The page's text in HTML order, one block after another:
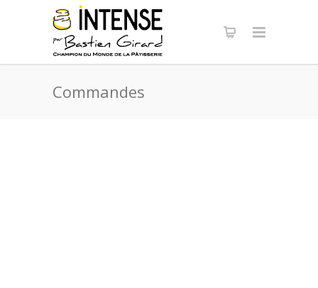
Panneau de gestion des cookies
Commandes